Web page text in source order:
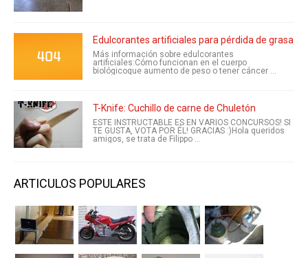
Edulcorantes artificiales para pérdida de grasa
Más información sobre edulcorantes
artificiales:Cómo funcionan en el cuerpo
biológicoque aumento de peso o tener cáncer ...
T-Knife: Cuchillo de carne de Chuletón
ESTE INSTRUCTABLE ES EN VARIOS CONCURSOS! SI
TE GUSTA, VOTA POR ÉL! GRACIAS :)Hola queridos
amigos, se trata de Filippo ...
ARTICULOS POPULARES